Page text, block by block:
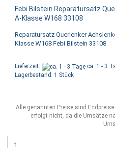
Febi Bilstein Reparatursatz
A-Klasse W168 33108
Reparatursatz Querlenker
Klasse W168 Febi Bilstein 33108
Lieferzeit:
ca. 1 - 3
Lagerbestand: 1 Stück
Alle genannten Preise sind
erfolgt nicht, da die Umsätze